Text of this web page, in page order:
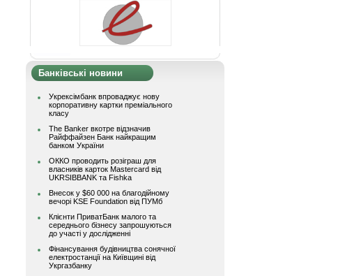
Банківські новини
Укрексімбанк впроваджує нову
корпоративну картки преміального
класу
The Banker вкотре відзначив
Райффайзен Банк найкращим
банком України
ОККО проводить розіграш для
власників карток Mastercard від
UKRSIBBANK та Fishka
Внесок у $60 000 на благодійному
вечорі KSE Foundation від ПУМб
Клієнти ПриватБанк малого та
середнього бізнесу запрошуються
до участі у дослідженні
Фінансування будівництва сонячної
електростанції на Київщині від
Укргазбанку